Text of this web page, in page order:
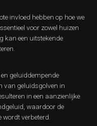
invloed hebben op hoe we
voor zowel huizen
kan een uitstekende
geluiddempende
van geluidsgolven in
in een aanzienlijke
waardoor de
verbeterd.